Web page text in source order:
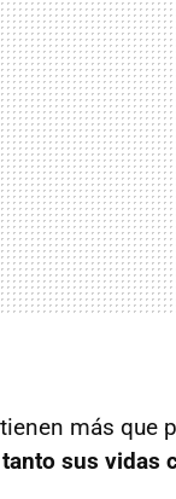
más que
sus vidas